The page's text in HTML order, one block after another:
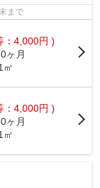
まで
：4,000円 )
0ヶ月
㎡
：4,000円 )
0ヶ月
㎡